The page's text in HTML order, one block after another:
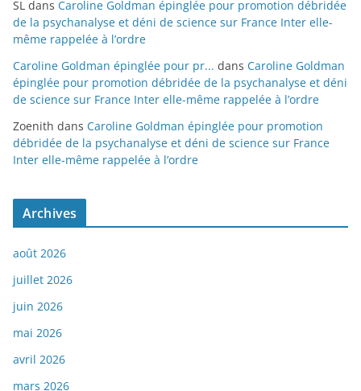
SL dans Caroline Goldman épinglée pour promotion débridée
de la psychanalyse et déni de science sur France Inter elle-
même rappelée à l’ordre
Caroline Goldman épinglée pour pr... dans Caroline Goldman
épinglée pour promotion débridée de la psychanalyse et déni
de science sur France Inter elle-même rappelée à l’ordre
Zoenith dans Caroline Goldman épinglée pour promotion
débridée de la psychanalyse et déni de science sur France
Inter elle-même rappelée à l’ordre
Archives
août 2026
juillet 2026
juin 2026
mai 2026
avril 2026
mars 2026